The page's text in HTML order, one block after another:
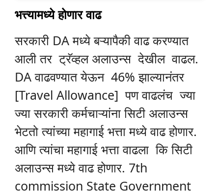
भत्त्यामध्ये होणार वाढ
सरकारी DA मध्ये बऱ्यापैकी वाढ करण्यात
आली तर ट्रॅव्हल अलाउन्स देखील वाढल.
DA वाढवण्यात येऊन 46% झाल्यानंतर
[Travel Allowance] पण वाढलंच ज्या
ज्या सरकारी कर्मचाऱ्यांना सिटी अलाउन्स
भेटतो त्यांच्या महागाई भत्ता मध्ये वाढ होणार.
आणि त्यांचा महागाई भत्ता वाढला कि सिटी
अलाउन्स मध्ये वाढ होणार. 7th
commission State Government